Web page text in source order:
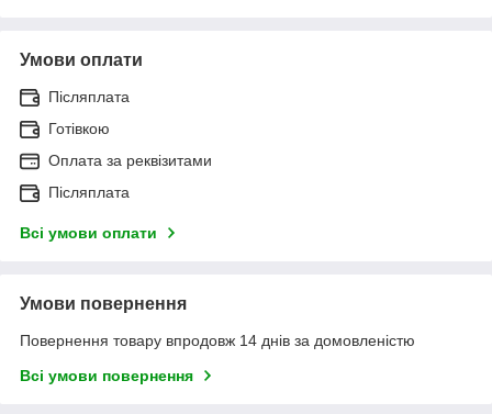
Умови оплати
Післяплата
Готівкою
Оплата за реквізитами
Післяплата
Всі умови оплати
Умови повернення
Повернення товару впродовж 14 днів за домовленістю
Всі умови повернення